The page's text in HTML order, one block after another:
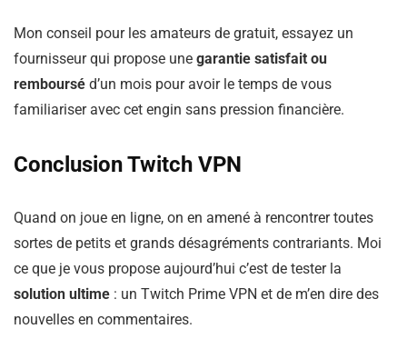
Mon conseil pour les amateurs de gratuit, essayez un
fournisseur qui propose une garantie satisfait ou
remboursé d’un mois pour avoir le temps de vous
familiariser avec cet engin sans pression financière.
Conclusion Twitch VPN
Quand on joue en ligne, on en amené à rencontrer toutes
sortes de petits et grands désagréments contrariants. Moi
ce que je vous propose aujourd’hui c’est de tester la
solution ultime : un Twitch Prime VPN et de m’en dire des
nouvelles en commentaires.